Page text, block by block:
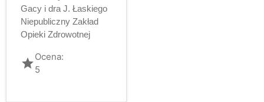
Gacy i dra J. Łaskiego
Niepubliczny Zakład
Opieki Zdrowotnej
gradeOcena:
5